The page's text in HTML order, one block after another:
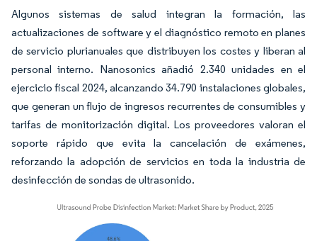
Algunos sistemas de salud integran la formación, las
actualizaciones de software y el diagnóstico remoto en planes
de servicio plurianuales que distribuyen los costes y liberan al
personal interno. Nanosonics añadió 2.340 unidades en el
ejercicio fiscal 2024, alcanzando 34.790 instalaciones globales,
que generan un flujo de ingresos recurrentes de consumibles y
tarifas de monitorización digital. Los proveedores valoran el
soporte rápido que evita la cancelación de exámenes,
reforzando la adopción de servicios en toda la industria de
desinfección de sondas de ultrasonido.